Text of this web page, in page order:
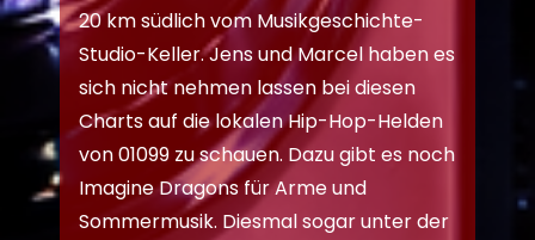
20 km südlich vom Musikgeschichte-
Studio-Keller. Jens und Marcel haben es
sich nicht nehmen lassen bei diesen
Charts auf die lokalen Hip-Hop-Helden
von 01099 zu schauen. Dazu gibt es noch
Imagine Dragons für Arme und
Sommermusik. Diesmal sogar unter der